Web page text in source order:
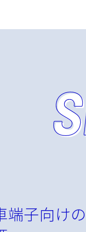
端子向け